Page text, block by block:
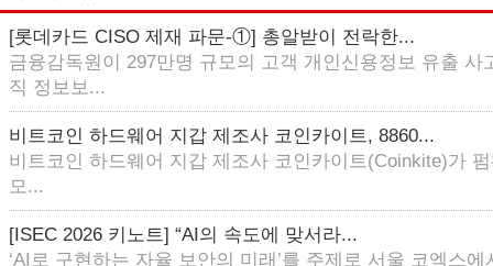
[롯데카드 CISO 제재 파문-①] 총알받이 전락한...
금융감독원이 297만명 규모의 고객 개인신용정보 유출 사
직 정보보...
비트코인 하드웨어 지갑 제조사 코인카이트, 8860...
비트코인 하드웨어 지갑 제조사 코인카이트(Coinkite)가
모...
[ISEC 2026 키노트] “AI의 속도에 맞서라...
‘AI로 구현하는 자율 보안의 미래’를 주제로 서울 코엑스